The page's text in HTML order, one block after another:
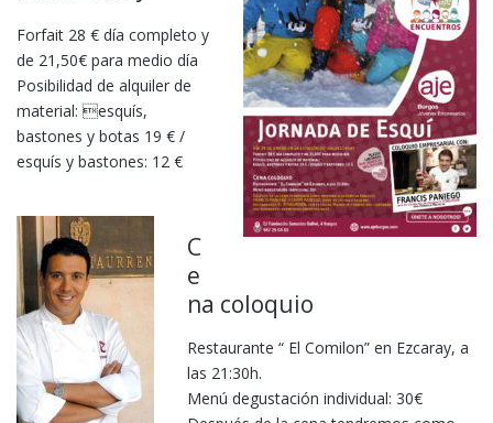
Forfait 28 € día completo y
de 21,50€ para medio día
Posibilidad de alquiler de
material: esquís,
bastones y botas 19 € /
esquís y bastones: 12 €
C
e
na coloquio
Restaurante “ El Comilon” en Ezcaray, a
las 21:30h.
Menú degustación individual: 30€